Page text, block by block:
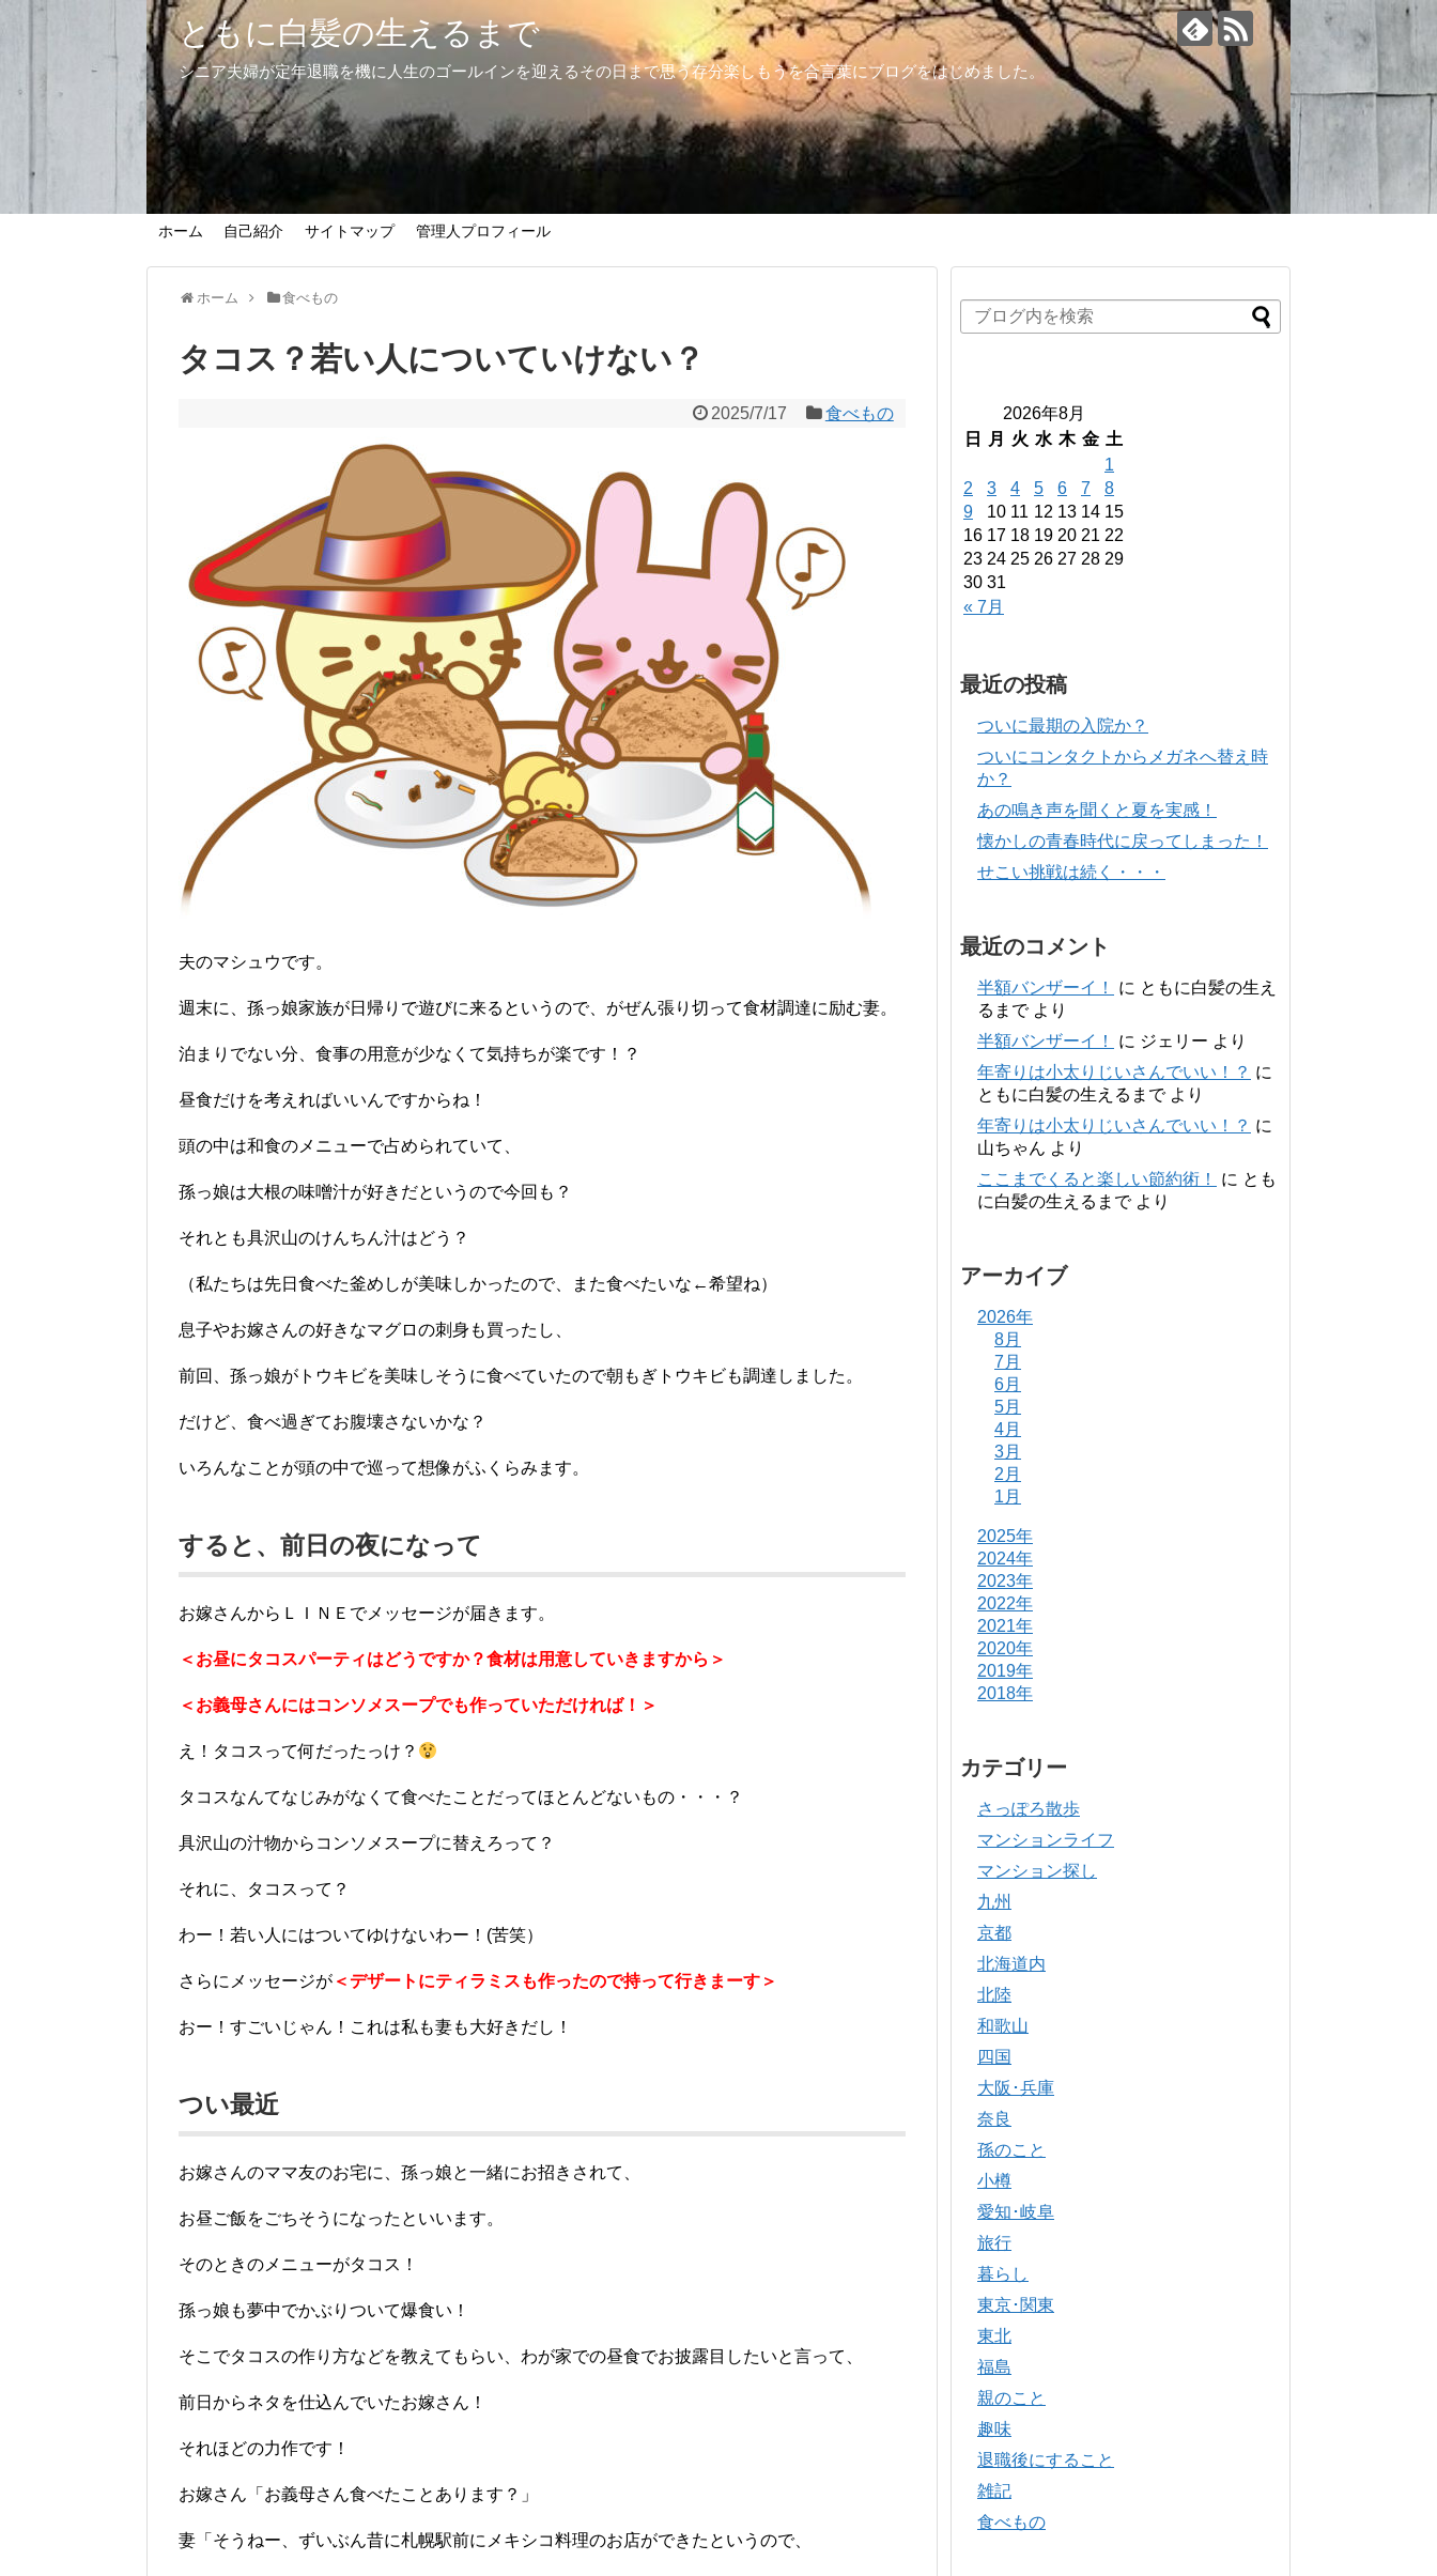
ともに白髪の生えるまで
シニア夫婦が定年退職を機に人生のゴールインを迎えるその日まで思う存分楽しもうを合言葉にブログをはじめました。
ホーム 自己紹介 サイトマップ 管理人プロフィール
ホーム 食べもの
タコス？若い人についていけない？
2025/7/17 食べもの
夫のマシュウです。
週末に、孫っ娘家族が日帰りで遊びに来るというので、がぜん張り切って食材調達に励む妻。
泊まりでない分、食事の用意が少なくて気持ちが楽です！？
昼食だけを考えればいいんですからね！
頭の中は和食のメニューで占められていて、
孫っ娘は大根の味噌汁が好きだというので今回も？
それとも具沢山のけんちん汁はどう？
（私たちは先日食べた釜めしが美味しかったので、また食べたいな←希望ね）
息子やお嫁さんの好きなマグロの刺身も買ったし、
前回、孫っ娘がトウキビを美味しそうに食べていたので朝もぎトウキビも調達しました。
だけど、食べ過ぎてお腹壊さないかな？
いろんなことが頭の中で巡って想像がふくらみます。
すると、前日の夜になって
お嫁さんからＬＩＮＥでメッセージが届きます。
＜お昼にタコスパーティはどうですか？食材は用意していきますから＞
＜お義母さんにはコンソメスープでも作っていただければ！＞
え！タコスって何だったっけ？
タコスなんてなじみがなくて食べたことだってほとんどないもの・・・？
具沢山の汁物からコンソメスープに替えろって？
それに、タコスって？
わー！若い人にはついてゆけないわー！(苦笑）
さらにメッセージが ＜デザートにティラミスも作ったので持って行きまーす＞
おー！すごいじゃん！これは私も妻も大好きだし！
つい最近
お嫁さんのママ友のお宅に、孫っ娘と一緒にお招きされて、
お昼ご飯をごちそうになったといいます。
そのときのメニューがタコス！
孫っ娘も夢中でかぶりついて爆食い！
そこでタコスの作り方などを教えてもらい、わが家での昼食でお披露目したいと言って、
前日からネタを仕込んでいたお嫁さん！
それほどの力作です！
お嫁さん「お義母さん食べたことあります？」
妻「そうねー、ずいぶん昔に札幌駅前にメキシコ料理のお店ができたというので、
2026年8月
日
月 火 水 木 金 土
« 7月
1
2
3 4 5 6 7
8
9
10 11 12 13 14 15
16 17 18 19 20 21 22
23 24 25 26 27 28 29
30 31
最近の投稿
ついに最期の入院か？
ついにコンタクトからメガネへ替え時
か？
あの鳴き声を聞くと夏を実感！
懐かしの青春時代に戻ってしまった！
せこい挑戦は続く・・・
最近のコメント
半額バンザーイ！ に ともに白髪の生え
るまでより
半額バンザーイ！
に ジェリー より
年寄りは小太りじいさんでいい！？ に
ともに白髪の生えるまでより
年寄りは小太りじいさんでいい！？ に
山ちゃん より
ここまでくると楽しい節約術！
に とも
に白髪の生えるまでより
アーカイブ
2026年
8月
7月
6月
5月
4月
3月
2月
1月
2025年
2024年
2023年
2022年
2021年
2020年
2019年
2018年
カテゴリー
さっぽろ散歩
マンションライフ
マンション探し
九州
京都
北海道内
北陸
和歌山
四国
大阪･兵庫
奈良
孫のこと
小樽
愛知･岐阜
旅行
暮らし
東京･関東
東北
福島
親のこと
趣味
退職後にすること
雑記
食べもの